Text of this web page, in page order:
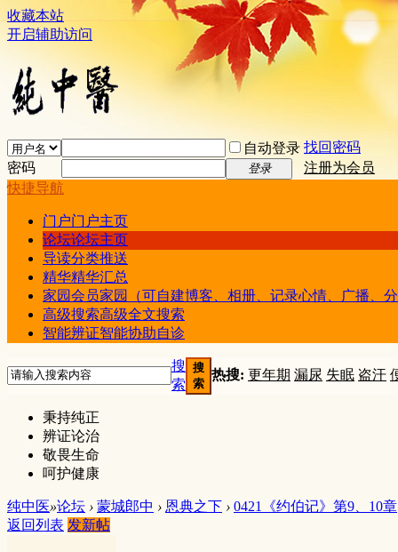
收藏本站
开启辅助访问
自动登录 找回密码
密码
登录
注册为会员
快捷导航
门户门户主页
论坛论坛主页
导读分类推送
精华精华汇总
家园会员家园（可自建博客、相册、记录心情、广播、
高级搜索高级全文搜索
智能辨证智能协助自诊
搜
索
搜
索
热搜: 更年期 漏尿 失眠 盗汗
秉持纯正
辨证论治
敬畏生命
呵护健康
纯中医»论坛 › 蒙城郎中 › 恩典之下 › 0421《约伯记》第9、10章
返回列表 发新帖